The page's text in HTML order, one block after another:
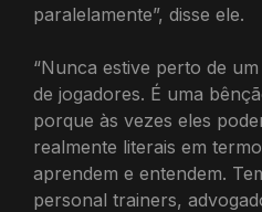
paralelamente”, disse ele.
“Nunca estive perto de
de jogadores. É uma
porque às vezes eles
realmente literais em
aprendem e entendem.
personal trainers,